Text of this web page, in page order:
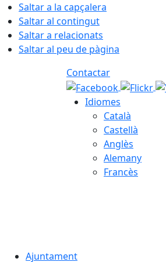
Saltar a la capçalera
Saltar al contingut
Saltar a relacionats
Saltar al peu de pàgina
Contactar
Idiomes
Català
Castellà
Anglès
Alemany
Francès
Ajuntament